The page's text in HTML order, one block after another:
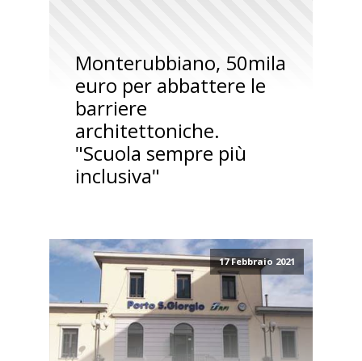
Monterubbiano, 50mila
euro per abbattere le
barriere
architettoniche.
"Scuola sempre più
inclusiva"
17 Febbraio 2021